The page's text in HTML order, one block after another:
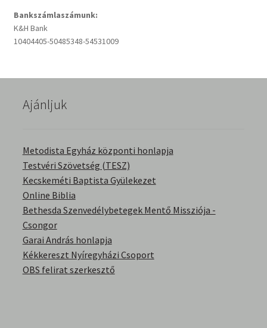
Bemutatkozás
Elérhetőségek
English Bible Talks with Granville Pillar
Képek
Kitekintés
Könyvtár
Család-Házasság
Életrajzok-Regények
Bankszámlaszámunk:
K&H Bank
10404405-50485348-54531009
Ajánljuk
Metodista Egyház központi honlapja
Testvéri Szövetség (TESZ)
Kecskeméti Baptista Gyülekezet
Online Biblia
Bethesda Szenvedélybetegek Mentő Missziója -
Csongor
Garai András honlapja
Kékkereszt Nyíregyházi Csoport
OBS felirat szerkesztő